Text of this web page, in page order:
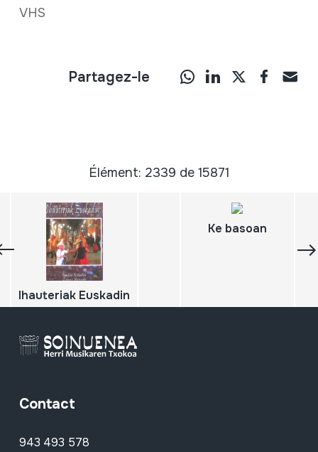
VHS
Partagez-le
Élément: 2339 de 15871
Ihauteriak Euskadin
Ke basoan
Contact
943 493 578